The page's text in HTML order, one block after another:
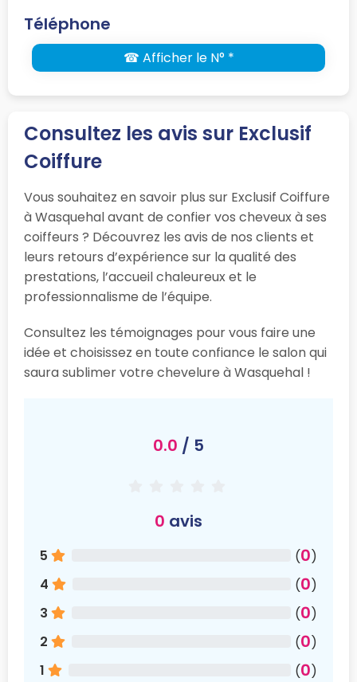
Téléphone
☎ Afficher le N° *
Consultez les avis sur Exclusif
Coiffure
Vous souhaitez en savoir plus sur Exclusif Coiffure
à Wasquehal avant de confier vos cheveux à ses
coiffeurs ? Découvrez les avis de nos clients et
leurs retours d’expérience sur la qualité des
prestations, l’accueil chaleureux et le
professionnalisme de l’équipe.
Consultez les témoignages pour vous faire une
idée et choisissez en toute confiance le salon qui
saura sublimer votre chevelure à Wasquehal !
0.0 / 5
0 avis
5 (0)
4
(0)
3
(0)
2
(0)
1
(0)